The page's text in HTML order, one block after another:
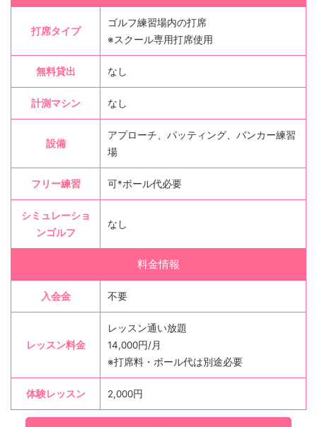
打席タイプ
ゴルフ練習場内の打席
※スクール専用打席使用
無料貸出 なし
計測マシン なし
設備
アプローチ、パッティング、バンカー練習
場
フリー練習 可*ボール代必要
シミュレーショ
ンゴルフ
なし
料金情報
入会金 不要
レッスン料金
レッスン通い放題
14,000円/月
※打席料・ボール代は別途必要
体験レッスン 2,000円